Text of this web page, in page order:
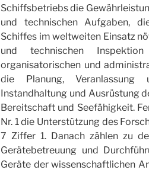
Schiffsbetriebs die
und technischen Aufgaben,
Schiffes im weltweiten Einsatz
und technischen
organisatorischen und
die Planung, Veranlassung
Instandhaltung und Ausrüstung
Bereitschaft und Seefähigkeit.
Nr. 1 die Unterstützung des
7 Ziffer 1. Danach zählen zu
Gerätebetreuung und
Geräte der wissenschaftlichen